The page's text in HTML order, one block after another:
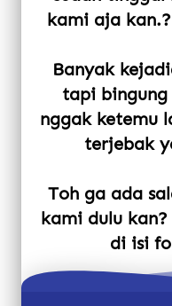
kami aja
Banyak
tapi
nggak ketemu
terjebak
Toh ga ada
kami dulu
di isi